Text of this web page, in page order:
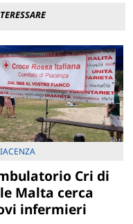
Cri di
Malta cerca
infermieri